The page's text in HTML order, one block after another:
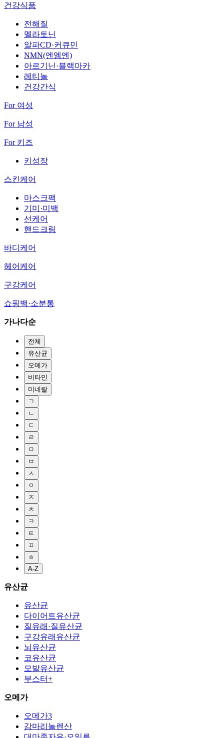
건강식품
전해질
멜라토닌
알파CD·커큐민
NMN(엔엠엔)
아르기닌·블랙마카
레티놀
건강간식
For 여성
For 남성
For 키즈
키성장
스킨케어
마스크팩
기미·미백
선케어
핸드크림
바디케어
헤어케어
구강케어
쇼핑백·소분통
가나다순
전체
유산균
오메가
비타민
미네랄
ㄱ
ㄴ
ㄷ
ㄹ
ㅁ
ㅂ
ㅅ
ㅇ
ㅈ
ㅊ
ㅋ
ㅌ
ㅍ
ㅎ
A-Z
유산균
유산균
다이어트유산균
질유래·질유산균
구강유래유산균
뇌유산균
코유산균
모발유산균
부스터+
오메가
오메가3
감마리놀렌산